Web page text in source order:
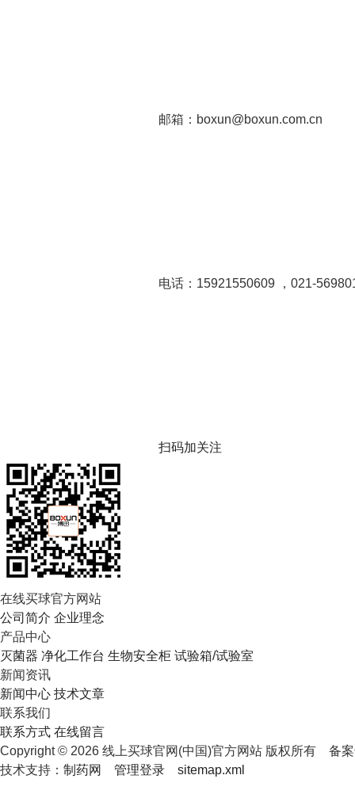
邮箱：boxun@boxun.com.cn
电话：15921550609 ，021-
扫码加关注
在线买球官方网站
公司简介 企业理念
产品中心
灭菌器 净化工作台 生物安全柜 试验箱/试验室
新闻资讯
新闻中心 技术文章
联系我们
联系方式 在线留言
Copyright © 2026 线上买球官网(中国)官方网站 版权所有 备案
技术支持： 制药网 管理登录 sitemap.xml